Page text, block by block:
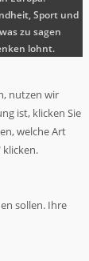
Sport und
zu sagen
lohnt.
nutzen wir
ist, klicken Sie
welche Art
klicken.
sollen. Ihre